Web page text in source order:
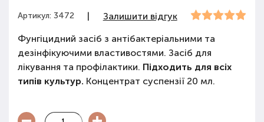
Артикул: 3472 |
Залишити відгук
Фунгіцидний засіб з антібактеріальними та
дезінфікуючими властивостями. Засіб для
лікування та профілактики. Підходить для всіх
типів культур. Концентрат суспензії 20 мл.